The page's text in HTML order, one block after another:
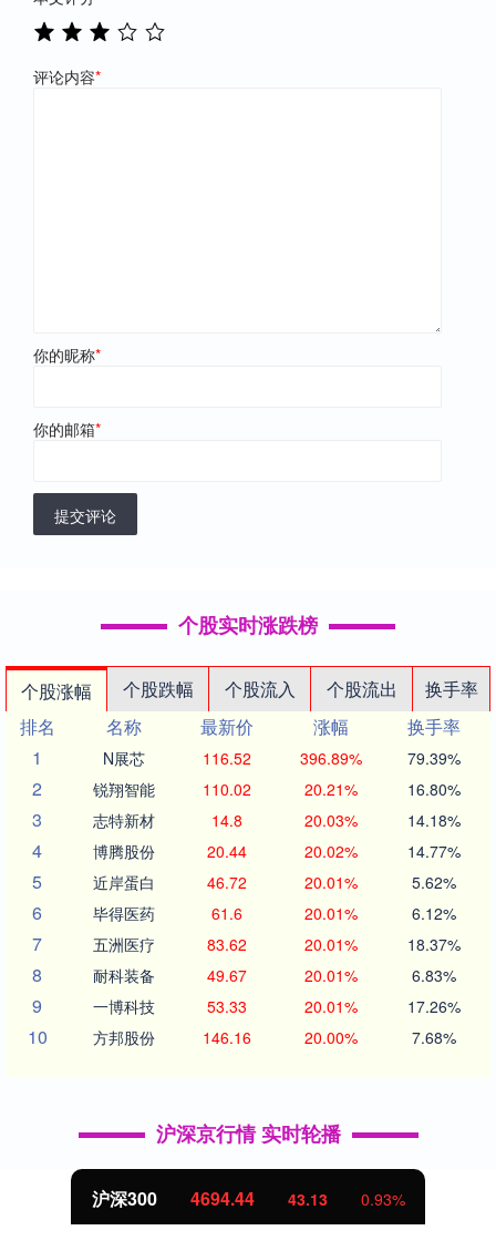
评论内容*
你的昵称*
你的邮箱*
提交评论
个股实时涨跌榜
个股涨幅 个股跌幅 个股流入 个股流出
换手率
排名
名称 最新价 涨幅
换手率
1
N展芯 116.52 396.89% 79.39%
2 锐翔智能 110.02 20.21% 16.80%
3 志特新材 14.8 20.03% 14.18%
4 博腾股份 20.44 20.02% 14.77%
5 近岸蛋白 46.72 20.01% 5.62%
6 毕得医药 61.6 20.01% 6.12%
7 五洲医疗 83.62 20.01% 18.37%
8 耐科装备 49.67 20.01% 6.83%
9 一博科技 53.33 20.01% 17.26%
10 方邦股份 146.16 20.00% 7.68%
沪深京行情 实时轮播
北证50 1134.24 11.37 1.01%